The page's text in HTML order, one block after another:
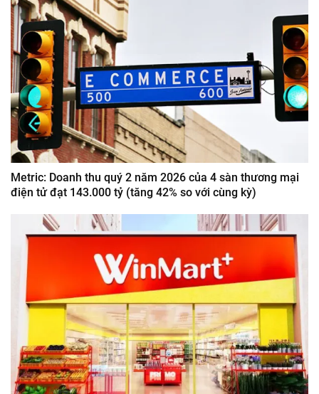
Metric: Doanh thu quý 2 năm 2026 của 4 sàn thương mại
điện tử đạt 143.000 tỷ (tăng 42% so với cùng kỳ)